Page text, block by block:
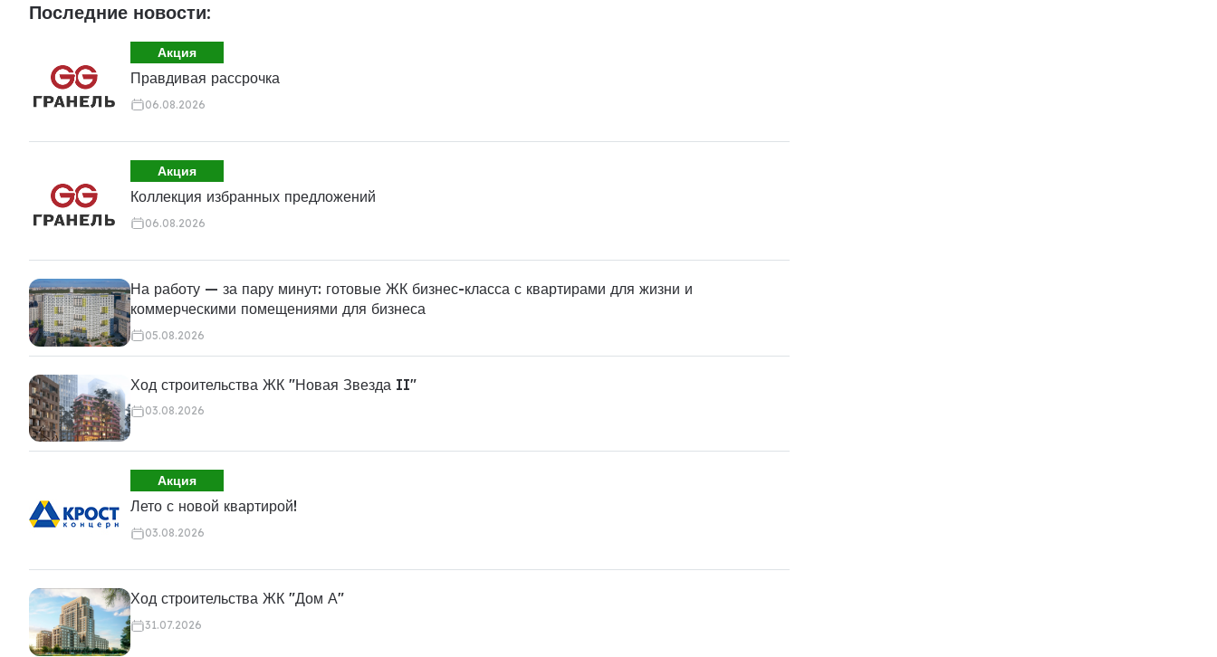
Последние новости:
Акция
Правдивая рассрочка
06.08.2026
Акция
Коллекция избранных предложений
06.08.2026
На работу — за пару минут: готовые ЖК бизнес-класса с квартирами для жизни и
коммерческими помещениями для бизнеса
05.08.2026
Ход строительства ЖК "Новая Звезда II"
03.08.2026
Акция
Лето с новой квартирой!
03.08.2026
Ход строительства ЖК "Дом А"
31.07.2026